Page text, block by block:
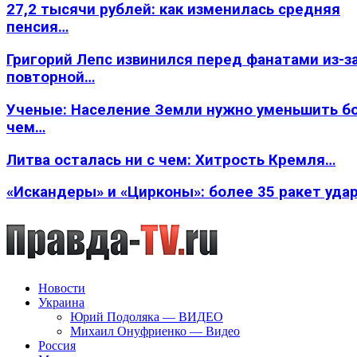
27,2 тысячи рублей: как изменилась средняя
пенсия…
Григорий Лепс извинился перед фанатами из-
повторной…
Ученые: Население Земли нужно уменьшить
чем…
Литва осталась ни с чем: Хитрость Кремля…
«Искандеры» и «Цирконы»: более 35 ракет
Новости
Украина
Юрий Подоляка — ВИДЕО
Михаил Онуфриенко — Видео
Россия